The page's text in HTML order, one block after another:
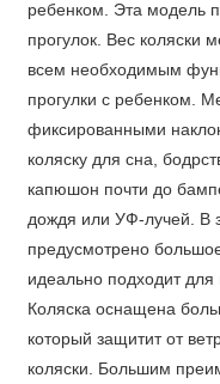
ребенком. Эта модель
прогулок. Вес коляски
всем необходимым
прогулки с ребенком.
фиксированными
коляску для сна,
капюшон почти до
дождя или УФ-лучей. В
предусмотрено
идеально подходит для
Коляска оснащена
который защитит от
коляски. Большим